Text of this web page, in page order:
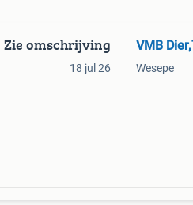
Zie omschrijving
18 jul 26 Wesepe